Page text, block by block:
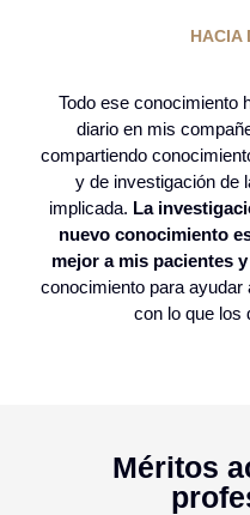
HACIA
Todo ese conocimiento
diario en mis
compartiendo
y de investigación de
implicada. La
nuevo conocimiento
mejor a mis pacientes
conocimiento para ayudar
con lo que los
Méritos